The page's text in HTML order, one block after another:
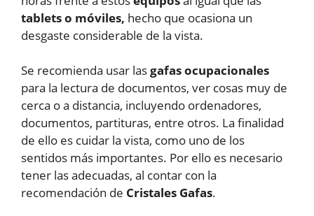
tablets o móviles, hecho que ocasiona un
desgaste considerable de la vista.
Se recomienda usar lasgafas ocupacionales
para la lectura de documentos, ver cosas muy de
cerca o a distancia, incluyendo ordenadores,
documentos, partituras, entre otros. La finalidad
de ello es cuidar la vista, como uno de los
sentidos más importantes. Por ello es necesario
tener las adecuadas, al contar con la
recomendación de Cristales Gafas.